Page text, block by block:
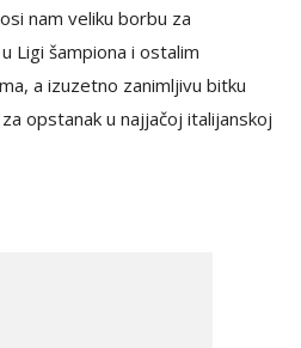
nam veliku borbu za
Ligi šampiona i ostalim
a izuzetno zanimljivu bitku
opstanak u najjačoj italijanskoj